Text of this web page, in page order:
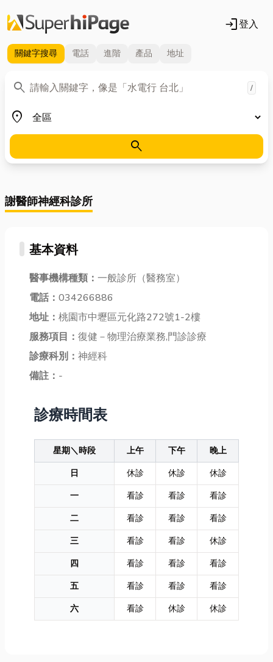
login登入
關鍵字搜尋 電話 進階 產品 地址
search
關鍵字 /
place
地區
search
謝醫師神經科診所
基本資料
醫事機構種類： 一般診所（醫務室）
電話： 034266886
地址： 桃園市中壢區元化路272號1-2樓
服務項目： 復健－物理治療業務,門診診療
診療科別： 神經科
備註： -
診療時間表
星期＼時段 上午 下午
晚上
日
休診 休診
休診
一
看診 看診
看診
二
看診 看診
看診
三
看診 看診
休診
四
看診 看診
看診
五
看診 看診
看診
六
看診 休診 休診